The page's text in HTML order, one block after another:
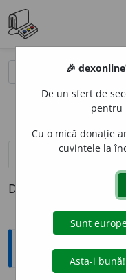
definiții (1)
Definiția cu ID-ul
Explicative
🎉 dexonline
De un sfert de
pentru
Cu o mică donație
cuvintele la